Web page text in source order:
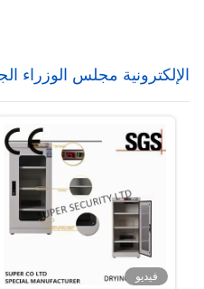
الإلكترونية مجلس الوزراء
فيديو